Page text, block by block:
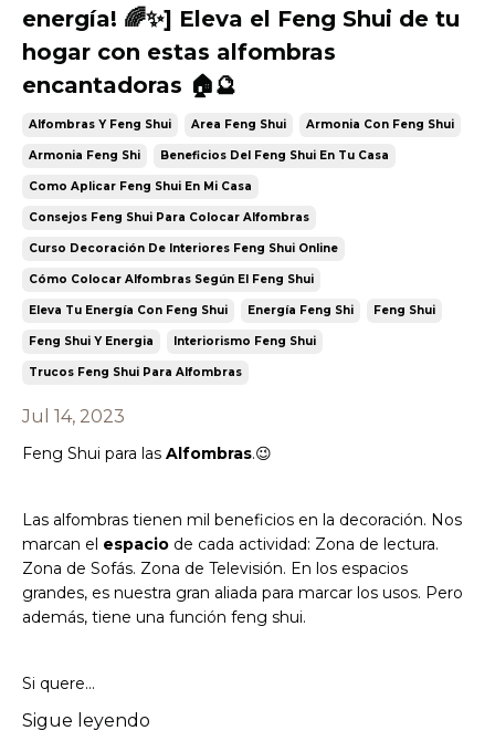
energía! 🌈✨] Eleva el Feng Shui de tu
hogar con estas alfombras
encantadoras 🏠🔮
Alfombras Y Feng Shui Area Feng Shui Armonia Con Feng Shui
Armonia Feng Shi Beneficios Del Feng Shui En Tu Casa
Como Aplicar Feng Shui En Mi Casa
Consejos Feng Shui Para Colocar Alfombras
Curso Decoración De Interiores Feng Shui Online
Cómo Colocar Alfombras Según El Feng Shui
Eleva Tu Energía Con Feng Shui Energía Feng Shi Feng Shui
Feng Shui Y Energia Interiorismo Feng Shui
Trucos Feng Shui Para Alfombras
Jul 14, 2023
Feng Shui para las Alfombras.😉
Las alfombras tienen mil beneficios en la decoración. Nos
marcan el espacio de cada actividad: Zona de lectura.
Zona de Sofás. Zona de Televisión. En los espacios
grandes, es nuestra gran aliada para marcar los usos. Pero
además, tiene una función feng shui.
Si quere...
Sigue leyendo